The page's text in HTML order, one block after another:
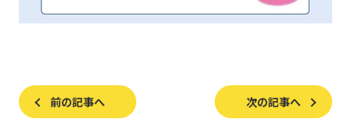
前の記事へ 次の記事へ